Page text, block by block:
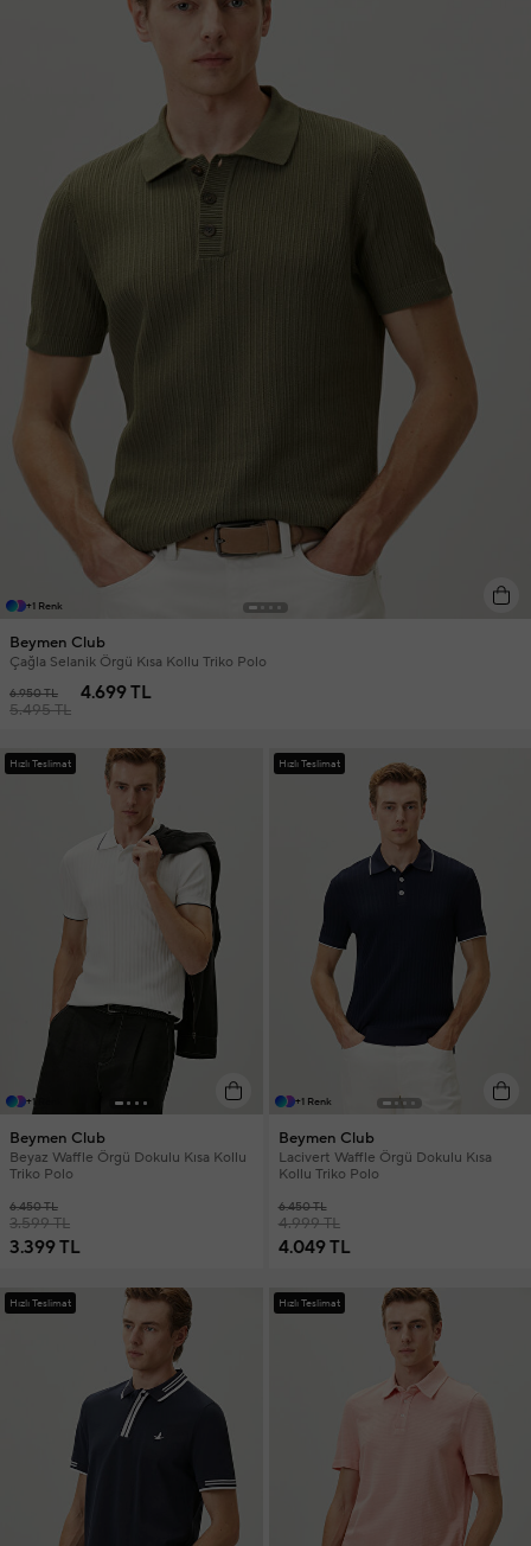
+1 Renk
Beymen Club
Çağla Selanik Örgü Kısa Kollu Triko Polo
6.950 TL
5.495 TL
4.699 TL
Hızlı Teslimat
+1 Renk
Beymen Club
Beyaz Waffle Örgü Dokulu Kısa Kollu
Triko Polo
6.450 TL
3.599 TL
3.399 TL
Hızlı Teslimat
+1 Renk
Beymen Club
Lacivert Waffle Örgü Dokulu Kısa
Kollu Triko Polo
6.450 TL
4.999 TL
4.049 TL
Hızlı Teslimat Hızlı Teslimat